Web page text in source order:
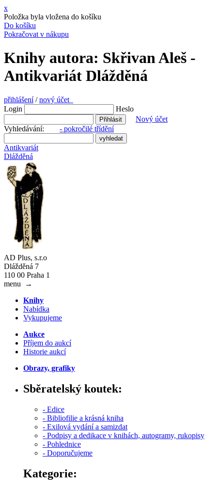
x
Položka byla vložena do košíku
Do košíku
Pokračovat v nákupu
Knihy autora: Skřivan Aleš -
Antikvariát Dlážděná
přihlášení/nový účet
Login
Heslo
Nový účet
Vyhledávání: - pokročilé třídění
Antikvariát
Dlážděná
AD Plus, s.r.o
Dlážděná 7
110 00 Praha 1
menu
→
Knihy
Nabídka
Vykupujeme
Aukce
Příjem do aukcí
Historie aukcí
Obrazy, grafiky
Sběratelský koutek:
- Edice
- Bibliofilie a krásná kniha
- Exilová vydání a samizdat
- Podpisy a dedikace v knihách, autogramy, rukopisy
- Pohlednice
- Doporučujeme
Kategorie: